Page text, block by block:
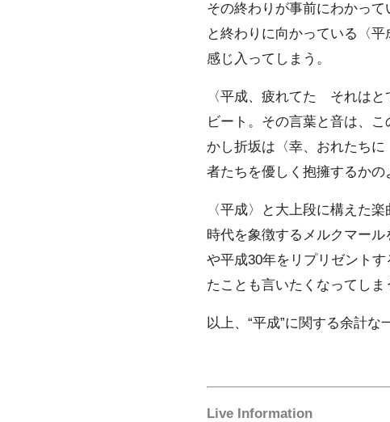
その終わりが事前にわかっ
と終わりに向かっている〈
感じ入ってしまう。
〈平成、疲れてた それはと
ビート。その言葉と音は、
かし折坂は〈幸、おれたち
者たちを優しく抱擁するかの
〈平成〉と大上段に構えた
時代を象徴するメルクマー
や平成30年をリプリゼント
たことも言いたくなってしま
以上、“平成”に関する余計な
Live Information